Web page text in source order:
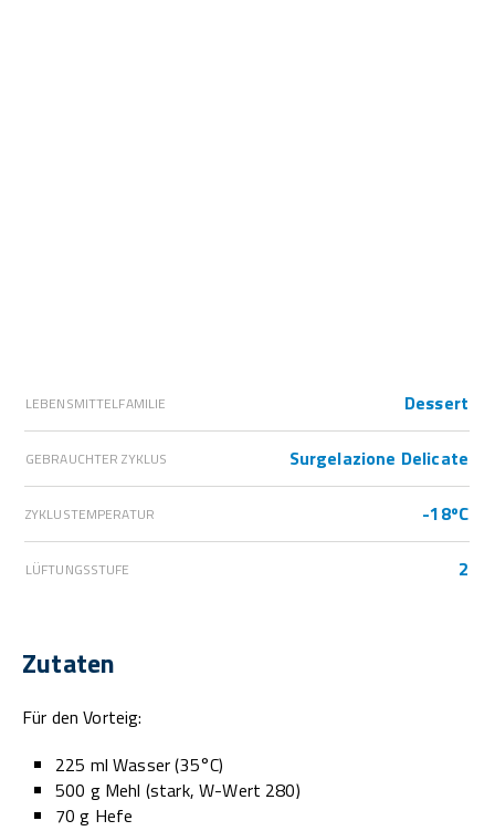
LEBENSMITTELFAMILIE Dessert
GEBRAUCHTER ZYKLUS Surgelazione Delicate
ZYKLUSTEMPERATUR -18ºC
LÜFTUNGSSTUFE 2
Zutaten
Für den Vorteig:
225 ml Wasser (35°C)
500 g Mehl (stark, W-Wert 280)
70 g Hefe